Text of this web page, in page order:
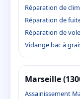
Réparation de
Réparation de
Réparation de
Vidange bac à
Marseille
Assainissement